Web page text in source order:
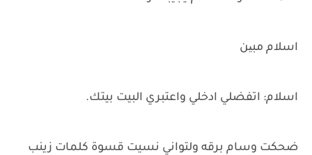
اسلام مبین
اسلام: اتفضلي ادخلي واعتبري البيت بيتك.
ضحكت وسام برقه ولتواني نسيت قسوة كلمات زينب